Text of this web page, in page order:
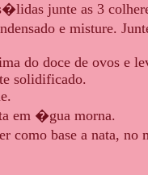
junte as 3
e misture.
do doce de ovos e
solidificado.
em �gua morna.
base a nata, no